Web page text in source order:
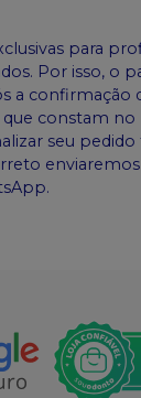
para
Por isso, o
a confirmação
que constam no
seu pedido